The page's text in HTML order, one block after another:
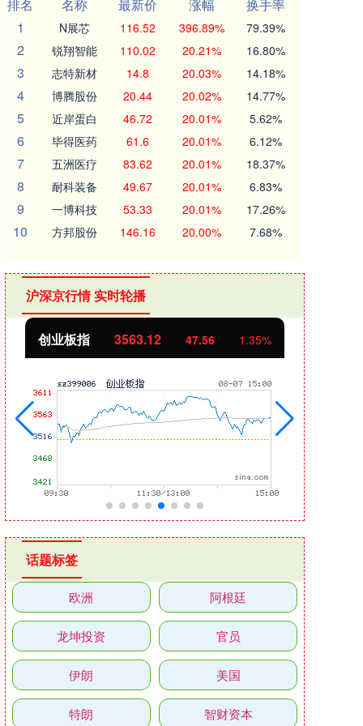
排名 名称 最新价 涨幅
换手率
1
N展芯 116.52 396.89% 79.39%
2 锐翔智能 110.02 20.21% 16.80%
3 志特新材 14.8 20.03% 14.18%
4 博腾股份 20.44 20.02% 14.77%
5 近岸蛋白 46.72 20.01% 5.62%
6 毕得医药 61.6 20.01% 6.12%
7 五洲医疗 83.62 20.01% 18.37%
8 耐科装备 49.67 20.01% 6.83%
9 一博科技 53.33 20.01% 17.26%
10 方邦股份 146.16 20.00% 7.68%
沪深京行情 实时轮播
创业板指 3563.12 47.56 1.35%
话题标签
欧洲 阿根廷
龙坤投资 官员
伊朗 美国
特朗 智财资本